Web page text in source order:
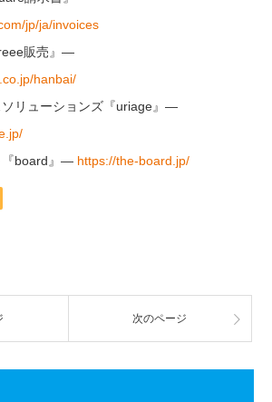
jp/ja/invoices
販売』—
hanbai/
リューションズ『uriage』—
『board』— https://the-board.jp/
次のページ